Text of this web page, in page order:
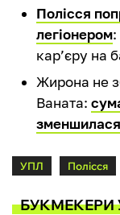
Полісся
легіонером
кар’єру на
Жирона не
Ваната:
зменшилася
УПЛ Полісся
БУКМЕКЕРИ